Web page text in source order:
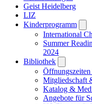
Geist Heidelberg
LIZ
Kinderprogramm
International
Summer
2024
Bibliothek
submenu
Mitgliedschaft
Katalog &
Angebote für